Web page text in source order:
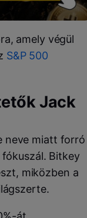
amely végül
S&P 500
Jack
neve miatt forró
Bitkey
miközben a